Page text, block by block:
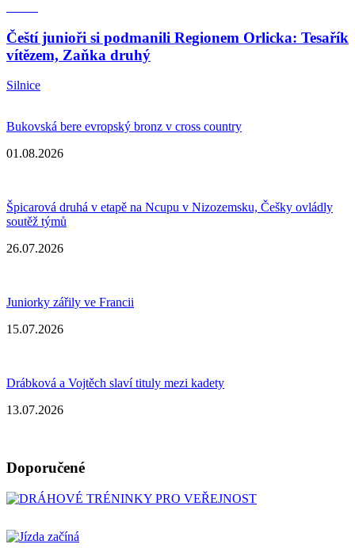
Čeští junioři si podmanili Regionem Orlicka: Tesařík
vítězem, Zaňka druhý
Silnice
Bukovská bere evropský bronz v cross country
01.08.2026
Špicarová druhá v etapě na Ncupu v Nizozemsku, Češky ovládly
soutěž týmů
26.07.2026
Juniorky zářily ve Francii
15.07.2026
Drábková a Vojtěch slaví tituly mezi kadety
13.07.2026
Doporučené